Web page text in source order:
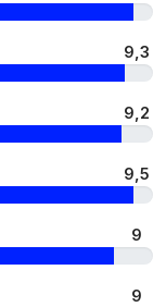
9,3
9,2
9,5
9
9